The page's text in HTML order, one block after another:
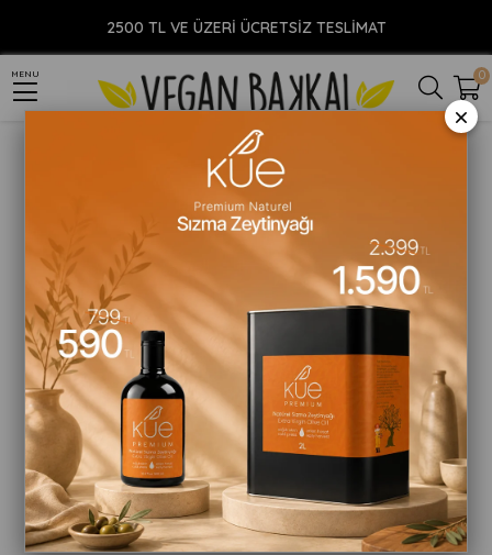
2500 TL VE ÜZERİ ÜCRETSİZ TESLİMAT
MENU 0
Gıda Takviyesi Vegan Protein Tozu Naturiga Organik Pirinç Proteini Tozu 250gr
×